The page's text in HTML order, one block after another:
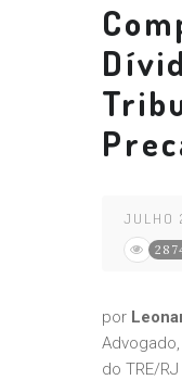
JULHO
por
do TRE/